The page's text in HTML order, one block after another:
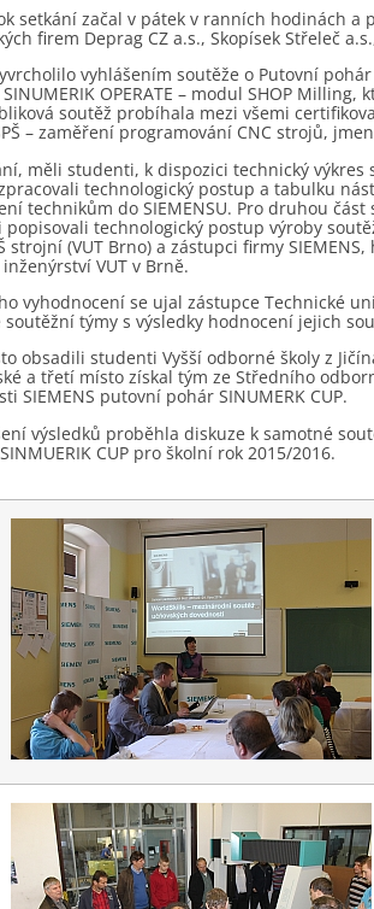
setkání začal v pátek v ranních hodinách
firem Deprag CZ a.s., Skopísek Střeleč
vyhlášením soutěže o Putovní
SINUMERIK OPERATE – modul SHOP
soutěž probíhala mezi všemi
– zaměření programování CNC strojů,
měli studenti, k dispozici technický
technologický postup a tabulku
technikům do SIEMENSU. Pro druhou
technologický postup výroby
strojní (VUT Brno) a zástupci firmy
VUT v Brně.
vyhodnocení se ujal zástupce Technické
týmy s výsledky hodnocení jejich
obsadili studenti Vyšší odborné školy z
a třetí místo získal tým ze Středního
SIEMENS putovní pohár SINUMERK CUP.
výsledků proběhla diskuze k samotné
CUP pro školní rok 2015/2016.